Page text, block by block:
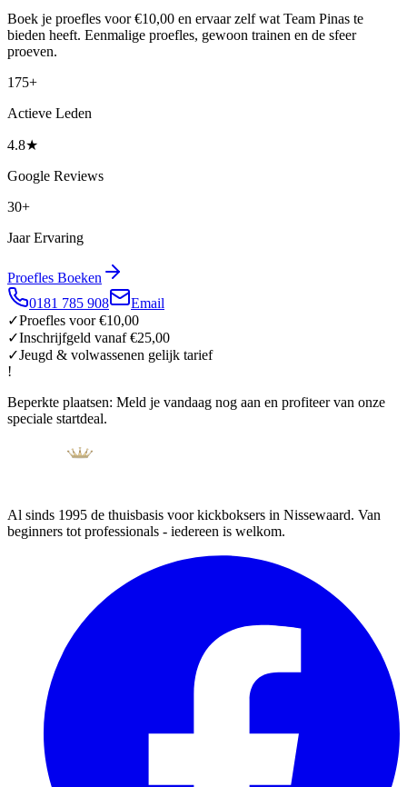
Boek je proefles voor€10,00 en ervaar zelf wat Team Pinas te
bieden heeft. Eenmalige proefles, gewoon trainen en de sfeer
proeven.
175+
Actieve Leden
4.8★
Google Reviews
30+
Jaar Ervaring
Proefles Boeken
0181 785 908
Email
✓Proefles voor €10,00
✓Inschrijfgeld vanaf €25,00
✓Jeugd & volwassenen gelijk tarief
!
Beperkte plaatsen: Meld je vandaag nog aan en profiteer van onze
speciale startdeal.
Al sinds 1995 de thuisbasis voor kickboksers in Nissewaard. Van
beginners tot professionals - iedereen is welkom.